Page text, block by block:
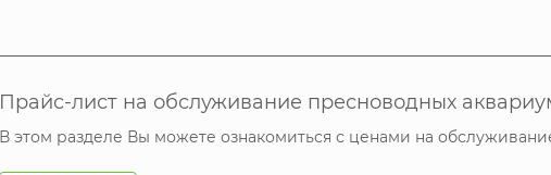
Прайс-лист на обслуживание пресноводных
В этом разделе Вы можете ознакомиться с ценами на